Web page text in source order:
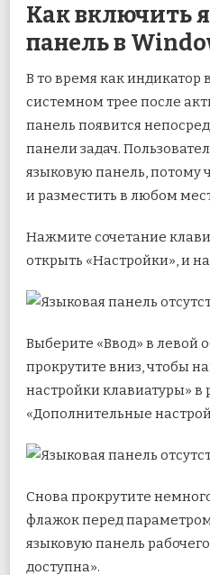
Как включить
панель в
В то время как индикатор
системном трее после
панель появится
панели задач.
языковую панель, потому
и разместить в любом
Нажмите сочетание
открыть «Настройки», и
Выберите «Ввод» в левой
прокрутите вниз, чтобы
настройки клавиатуры» в
«Дополнительные
Снова прокрутите
флажок перед
языковую панель
доступна».